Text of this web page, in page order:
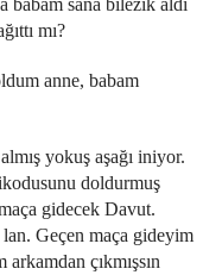
mı?
anne, babam
yokuş aşağı iniyor.
doldurmuş
gidecek Davut.
Geçen maça gideyim
çıkmışsın